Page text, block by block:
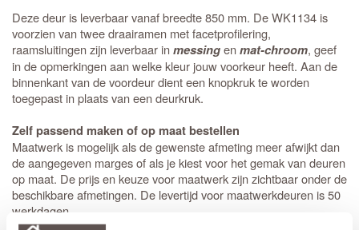
Deze deur is leverbaar vanaf breedte 850 mm. De WK1134 is
voorzien van twee draairamen met facetprofilering,
raamsluitingen zijn leverbaar inmessingenmat-chroom, geef
in de opmerkingen aan welke kleur jouw voorkeur heeft. Aan de
binnenkant van de voordeur dient een knopkruk te worden
toegepast in plaats van een deurkruk.
Zelf passend maken of op maat bestellen
Maatwerk is mogelijk als de gewenste afmeting meer afwijkt dan
de aangegeven marges of als je kiest voor het gemak van deuren
op maat. De prijs en keuze voor maatwerk zijn zichtbaar onder de
beschikbare afmetingen. De levertijd voor maatwerkdeuren is 50
werkdagen.